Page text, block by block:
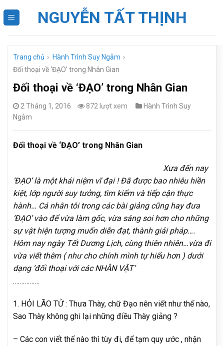
NGUYỄN TẤT THỊNH
Trang chủ › Hành Trình Suy Ngẫm ›
Đối thoại về ‘ĐẠO’ trong Nhân Gian
Đối thoại về ‘ĐẠO’ trong Nhân Gian
2 Tháng 1, 2016 872 lượt xem
Hành Trình Suy
Ngẫm
Đối thoại về ‘ĐẠO’ trong Nhân Gian
Xưa đến nay
‘ĐẠO’ là một khái niệm vĩ đại ! Đã được bao nhiêu hiền
kiệt, lớp người suy tưởng, tìm kiếm và tiếp cận thực
hành… Cá nhân tôi trong các bài giảng cũng hay đưa
‘ĐẠO’ vào để vừa làm gốc, vừa sáng soi hơn cho những
sự vật hiện tượng muốn diễn đạt, thành giải pháp….
Hôm nay ngày Tết Dương Lịch, cùng thiên nhiên…vừa đi
vừa viết thêm ( như cho chính mình tự hiểu hơn ) dưới
dạng ‘đối thoại với các NHÂN VẬT’
…………….
1. HỎI LÃO TỬ : Thưa Thày, chữ Đạo nên viết như thế nào,
Sao Thày không ghi lại những điều Thày giảng ?
– Các con viết thế nào thì tùy đi, để tạm quy ước , nhận